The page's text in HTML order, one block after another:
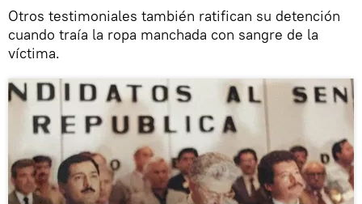
Otros testimoniales también ratifican su detención
cuando traía la ropa manchada con sangre de la
víctima.